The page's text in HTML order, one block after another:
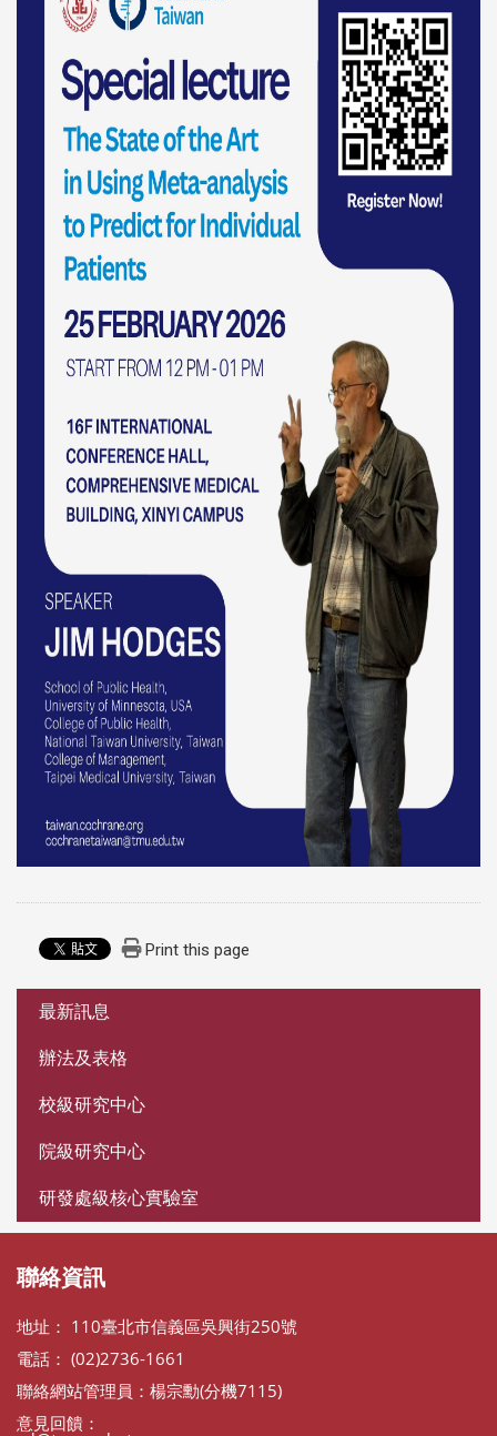
Print this page
最新訊息
辦法及表格
校級研究中心
院級研究中心
研發處級核心實驗室
聯絡資訊
地址： 110臺北市信義區吳興街250號
電話： (02)2736-1661
聯絡網站管理員：楊宗勳(分機7115)
意見回饋：